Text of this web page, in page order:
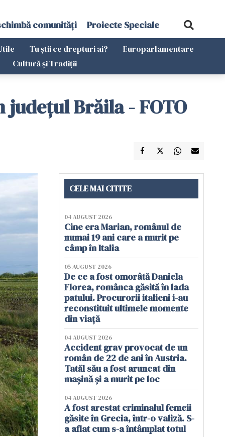
comunități Proiecte Speciale
Tu știi ce drepturi ai?
Europarlamentare
Cultură și Tradiții
județul Brăila - FOTO
CELE MAI CITITE
04 AUGUST 2026
Cine era Marian, românul de
numai 19 ani care a murit pe
câmp în Italia
05 AUGUST 2026
De ce a fost omorâtă Daniela
Florea, românca găsită în lada
patului. Procurorii italieni i-au
reconstituit ultimele momente
din viață
04 AUGUST 2026
Accident grav provocat de un
român de 22 de ani în Austria.
Tatăl său a fost aruncat din
mașină și a murit pe loc
04 AUGUST 2026
A fost arestat criminalul femeii
găsite în Grecia, într-o valiză. S-
a aflat cum s-a întâmplat totul